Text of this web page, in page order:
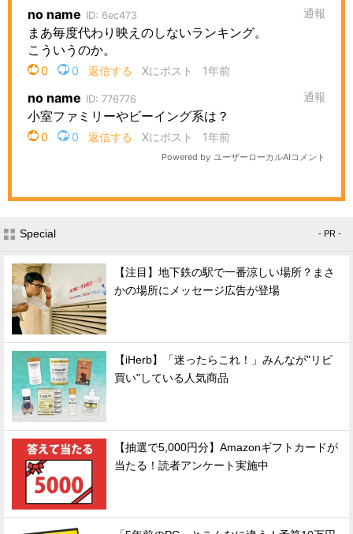
Special - PR -
【注目】地下鉄の駅で一番涼しい場所？まさ
かの場所にメッセージ広告が登場
【iHerb】「迷ったらこれ！」みんなが"リピ
買い"している人気商品
【抽選で5,000円分】Amazonギフトカードが
当たる！読者アンケート実施中